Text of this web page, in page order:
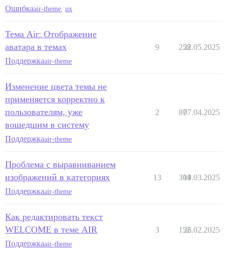
Ошибкаair-theme ux
Тема Air: Отображение
аватара в темах
Поддержкаair-theme
9 258
22.05.2025
Изменение цвета темы не
применяется корректно к
пользователям, уже
вошедшим в систему
Поддержкаair-theme
2 8707.04.2025
Проблема с выравниванием
изображений в категориях
Поддержкаair-theme
13 304
19.03.2025
Как редактировать текст
WELCOME в теме AIR
Поддержкаair-theme
3 152
26.02.2025